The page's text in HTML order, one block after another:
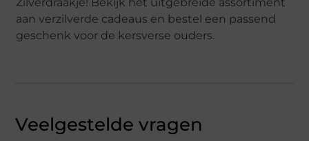
aan verzilverde cadeaus en bestel een passend
geschenk voor de kersverse ouders.
Veelgestelde vragen